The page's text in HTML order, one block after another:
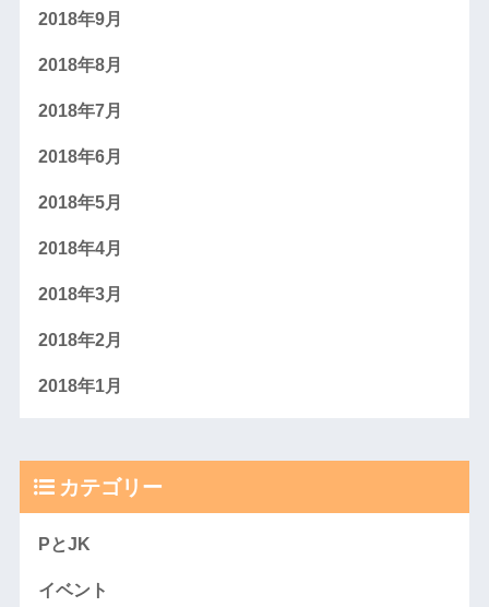
2018年9月
2018年8月
2018年7月
2018年6月
2018年5月
2018年4月
2018年3月
2018年2月
2018年1月
カテゴリー
PとJK
イベント